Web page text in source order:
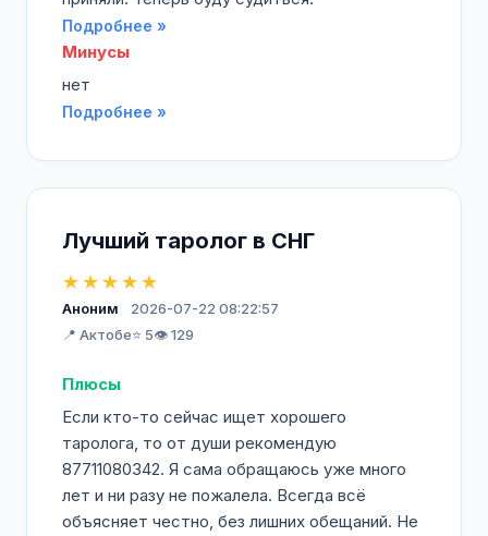
Подробнее »
Минусы
нет
Подробнее »
Лучший таролог в СНГ
★★★★★
Аноним
2026-07-22 08:22:57
📍 Актобе⭐ 5👁️ 129
Плюсы
Если кто-то сейчас ищет хорошего
таролога, то от души рекомендую
87711080342. Я сама обращаюсь уже много
лет и ни разу не пожалела. Всегда всё
объясняет честно, без лишних обещаний. Не